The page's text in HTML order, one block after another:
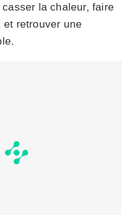
casser la chaleur, faire
et retrouver une